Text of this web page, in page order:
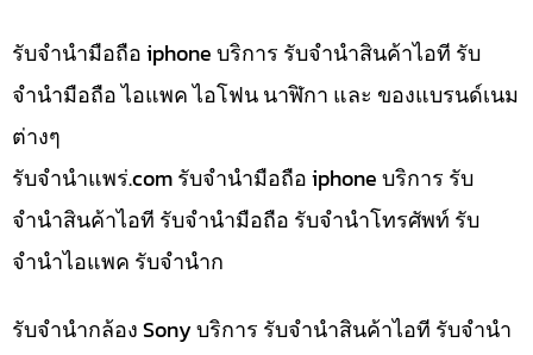
รับจำนำมือถือ iphone บริการ รับจำนำสินค้าไอที รับ
จำนำมือถือ ไอแพค ไอโฟน นาฬิกา และ ของแบรนด์เนม
ต่างๆ
รับจํานําแพร่.com รับจำนำมือถือ iphone บริการ รับ
จำนำสินค้าไอที รับจำนำมือถือ รับจำนำโทรศัพท์ รับ
จำนำไอแพค รับจำนำก
รับจำนำกล้อง Sony บริการ รับจำนำสินค้าไอที รับจำนำ